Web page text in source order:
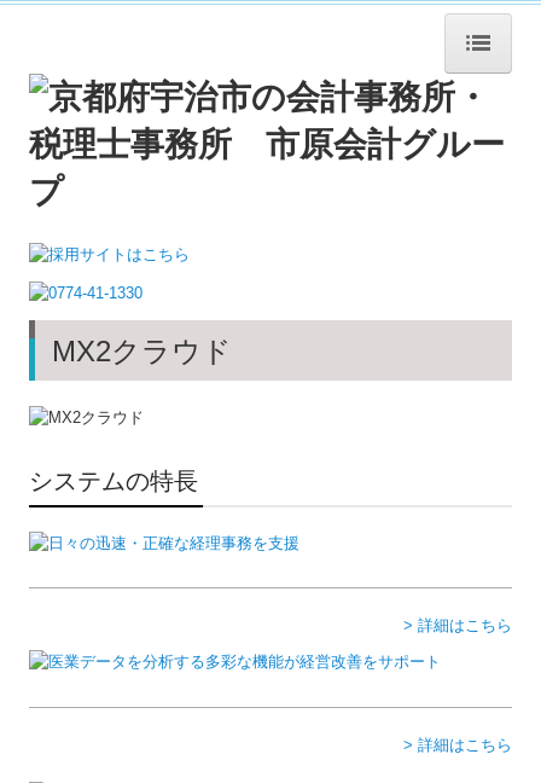
ホーム
法人概要
企業理念
職員紹介
書籍紹介
交通案内
サービス紹介
MX2クラウド
システムの特長
> 詳細はこちら
> 詳細はこちら